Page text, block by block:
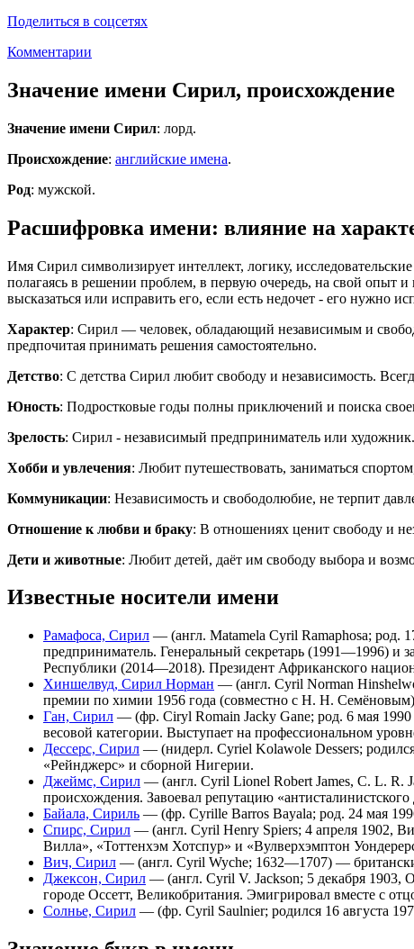
Поделиться в соцсетях
Комментарии
Значение имени Сирил, происхождение
Значение имени Сирил: лорд.
Происхождение: английские имена.
Род: мужской.
Расшифровка имени: влияние на
Имя Сирил символизирует интеллект, логику,
полагаясь в решении проблем, в первую очередь, на свой опыт
высказаться или исправить его, если есть недочет - его нужно
Характер: Сирил — человек, обладающий независимым и
предпочитая принимать решения самостоятельно.
Детство: С детства Сирил любит свободу и независимость.
Юность: Подростковые годы полны приключений и поиска
Зрелость: Сирил - независимый предприниматель или
Хобби и увлечения: Любит путешествовать, заниматься
Коммуникации: Независимость и свободолюбие, не терпит
Отношение к любви и браку: В отношениях ценит свободу и
Дети и животные: Любит детей, даёт им свободу выбора и
Известные носители имени
Рамафоса, Сирил — (англ. Matamela Cyril Ramaphosa;
предприниматель. Генеральный секретарь (1991—1996) и
Республики (2014—2018). Президент Африканского
Хиншелвуд, Сирил Норман — (англ. Cyril Norman
премии по химии 1956 года (совместно с Н. Н.
Ган, Сирил — (фр. Ciryl Romain Jacky Gane; род. 6 мая
весовой категории. Выступает на профессиональном
Дессерс, Сирил — (нидерл. Cyriel Kolawole Dessers;
«Рейнджерс» и сборной Нигерии.
Джеймс, Сирил — (англ. Cyril Lionel Robert James, C. L. R.
происхождения. Завоевал репутацию
Байала, Сириль — (фр. Cyrille Barros Bayala; род. 24 мая
Спирс, Сирил — (англ. Cyril Henry Spiers; 4 апреля 1902,
Вилла», «Тоттенхэм Хотспур» и «Вулверхэмптон
Вич, Сирил — (англ. Cyril Wyche; 1632—1707) —
Джексон, Сирил — (англ. Cyril V. Jackson; 5 декабря
городе Оссетт, Великобритания. Эмигрировал вместе с
Солнье, Сирил — (фр. Cyril Saulnier; родился 16 августа